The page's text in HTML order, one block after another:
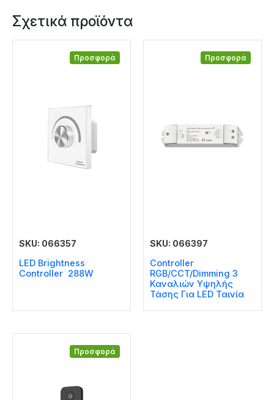
Σχετικά προϊόντα
Προσφορά
SKU: 066357
LED Brightness
Controller 288W
Προσφορά
SKU: 066397
Controller
RGB/CCT/Dimming 3
Καναλιών Υψηλής
Τάσης Για LED Ταινία
Προσφορά